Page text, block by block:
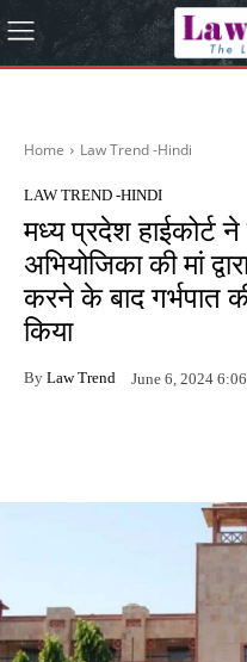
Home Law Trend -Hindi
LAW TREND -HINDI
मध्य प्रदेश हाईकोर्ट
अभियोजिका की मां
करने के बाद गर्भपात
किया
By Law Trend June 6, 2024